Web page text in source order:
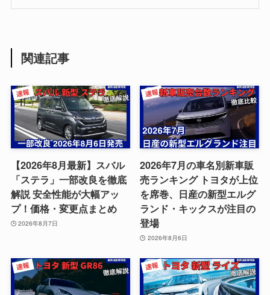
関連記事
【2026年8月最新】スバル
「ステラ」一部改良を徹底
解説 安全性能が大幅アッ
プ！価格・変更点まとめ
2026年8月7日
2026年7月の車名別新車販
売ランキング トヨタが上位
を席巻、日産の新型エルグ
ランド・キックスが注目の
登場
2026年8月6日